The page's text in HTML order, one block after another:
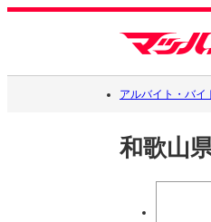
アルバイト・バイ
和歌山